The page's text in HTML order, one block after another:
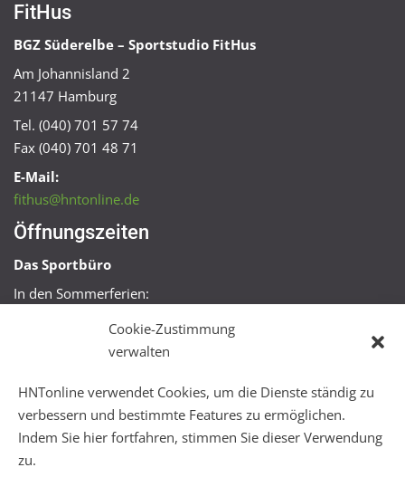
Cookie-Zustimmung
verwalten
HNTonline verwendet Cookies, um die Dienste ständig zu
verbessern und bestimmte Features zu ermöglichen.
Indem Sie hier fortfahren, stimmen Sie dieser Verwendung
zu.
FitHus
BGZ Süderelbe – Sportstudio FitHus
Am Johannisland 2
21147 Hamburg
Tel. (040) 701 57 74
Fax (040) 701 48 71
E-Mail:
fithus@hntonline.de
Öffnungszeiten
Das Sportbüro
In den Sommerferien:
Mo + Mi 16:00 – 18:00 Uhr
Mo – Fr 08:00 – 22:00 Uhr
Sa + So 10:00 – 18:00 Uhr